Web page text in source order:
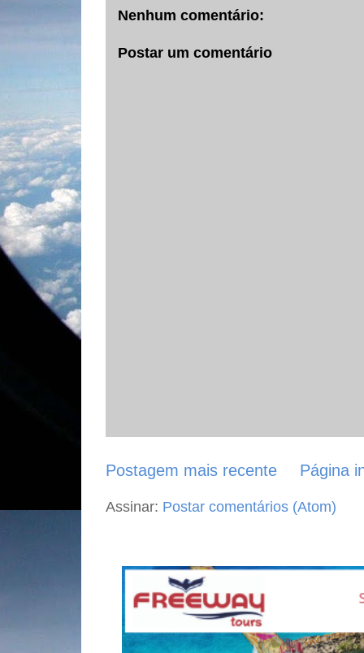
Nenhum comentário:
Postar um comentário
Postagem mais recente Página
Assinar: Postar comentários (Atom)